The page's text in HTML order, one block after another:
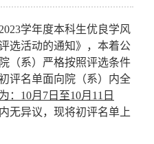
学年度本科生优良学风
选活动的通知》，本着公
（系）严格按照评选条件
评名单面向院（系）内全
：10月7日至10月11日
无异议，现将初评名单上